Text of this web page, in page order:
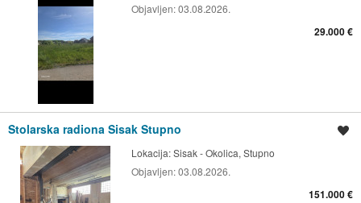
Objavljen:03.08.2026.
29.000 €
Stolarska radiona Sisak Stupno
Lokacija:Sisak - Okolica, Stupno
Objavljen:03.08.2026.
151.000 €